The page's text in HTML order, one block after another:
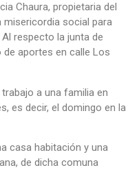
Chaura, propietaria del
misericordia social para
respecto la junta de
aportes en calle Los
a una familia en
es decir, el domingo en la
casa habitación y una
de dicha comuna